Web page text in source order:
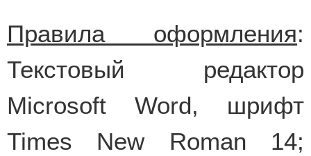
Правила оформления:
Текстовый редактор
Microsoft Word, шрифт
Times New Roman 14;